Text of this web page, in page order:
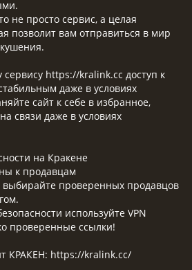
не просто сервис, а целая
позволит вам отправиться в мир
https://kralink.cc доступ к
даже в условиях
сайт к себе в избранное,
связи даже в условиях
на Кракене
к продавцам
проверенных продавцов
используйте VPN
проверенные ссылки!
КРАКЕН: https://kralink.cc/